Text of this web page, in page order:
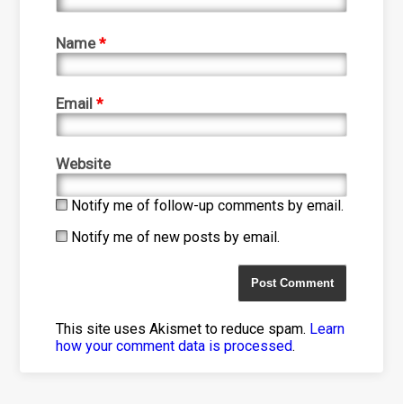
Name*
Email*
Website
Notify me of follow-up comments by email.
Notify me of new posts by email.
This site uses Akismet to reduce spam. Learn
how your comment data is processed.